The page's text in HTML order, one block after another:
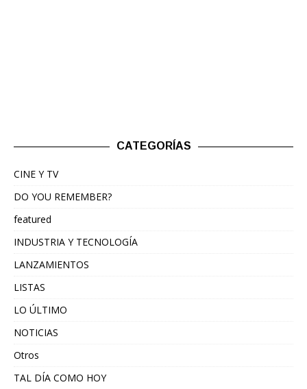
CATEGORÍAS
CINE Y TV
DO YOU REMEMBER?
featured
INDUSTRIA Y TECNOLOGÍA
LANZAMIENTOS
LISTAS
LO ÚLTIMO
NOTICIAS
Otros
TAL DÍA COMO HOY